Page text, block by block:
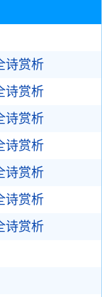
诗赏析
诗赏析
诗赏析
诗赏析
诗赏析
诗赏析
诗赏析